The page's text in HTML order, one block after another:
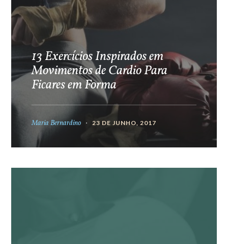
13 Exercícios Inspirados em
Movimentos de Cardio Para
Ficares em Forma
Maria Bernardino 23 DE JUNHO, 2017